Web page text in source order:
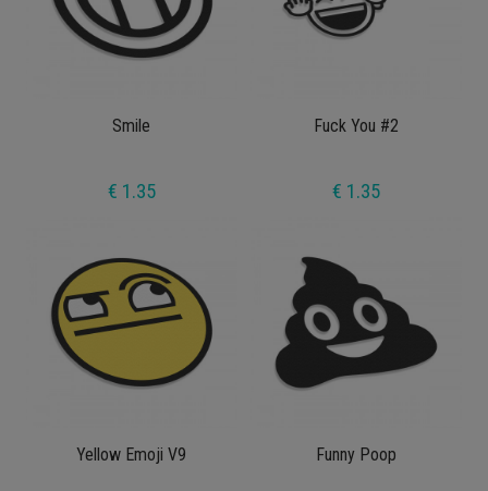
Smile
€ 1.35
Fuck You #2
€ 1.35
Yellow Emoji V9 Funny Poop